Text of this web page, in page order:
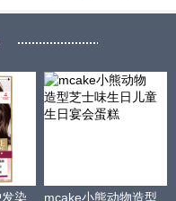
染 mcake小熊动物造型